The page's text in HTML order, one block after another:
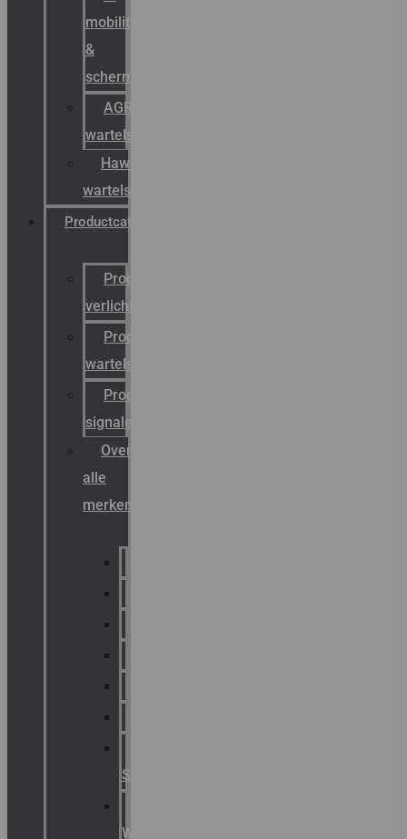
mobility
&
schermstromen
AGRO
wartels
Hawke
wartels
Productcatalogus
Productcatalogus
verlichting
Productcatalogus
wartels
Productcatalogus
signalering
Overzicht
alle
merken
Signaling
Warning